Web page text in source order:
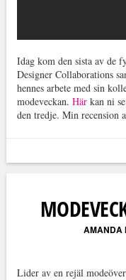
Idag kom den sista av de
Designer Collaborations
hennes arbete med sin
modeveckan. Härkan ni
den tredje. Min recension
AMANDA
Lider av en rejäl